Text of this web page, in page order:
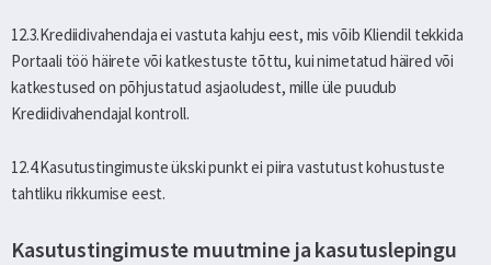
12.3.Krediidivahendaja ei vastuta kahju eest, mis võib Kliendil tekkida
Portaali töö häirete või katkestuste tõttu, kui nimetatud häired või
katkestused on põhjustatud asjaoludest, mille üle puudub
Krediidivahendajal kontroll.
12.4.Kasutustingimuste ükski punkt ei piira vastutust kohustuste
tahtliku rikkumise eest.
Kasutustingimuste muutmine ja kasutuslepingu